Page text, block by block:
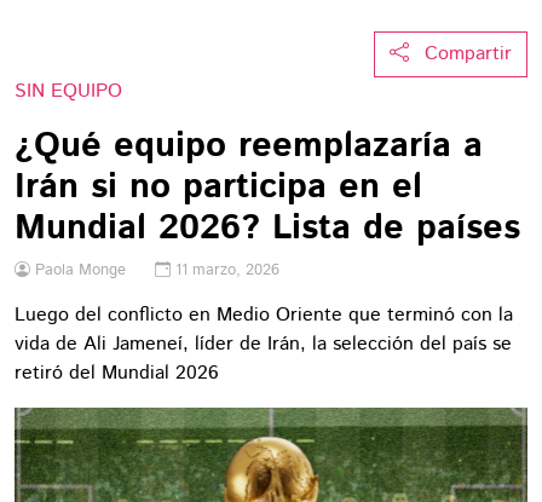
Compartir
SIN EQUIPO
¿Qué equipo reemplazaría a
Irán si no participa en el
Mundial 2026? Lista de países
Paola Monge 11 marzo, 2026
Luego del conflicto en Medio Oriente que terminó con la
vida de Ali Jameneí, líder de Irán, la selección del país se
retiró del Mundial 2026